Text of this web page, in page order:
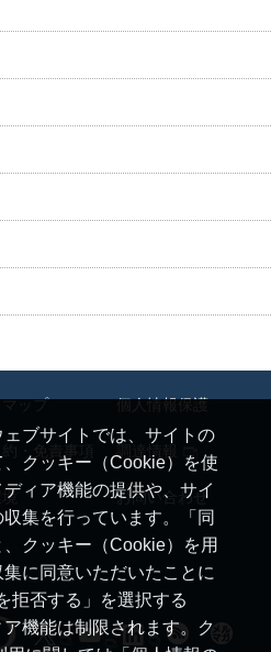
ブサイトでは、サイトの
クッキー（Cookie）を使
ィア機能の提供や、サイ
集を行っています。「同
クッキー（Cookie）を用
に同意いただいたことに
拒否する」を選択する
機能は制限されます。ク
ップ 個人情報保護
・免責事項
お問い合わせ